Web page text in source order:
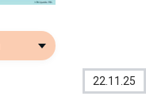
22.11.25